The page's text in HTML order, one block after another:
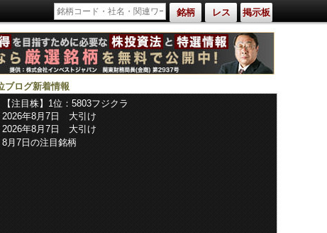
銘柄 レス 掲示板
ブログ新着情報
【注目株】1位：5803フジクラ
2026年8月7日 大引け
2026年8月7日 大引け
8月7日の注目銘柄